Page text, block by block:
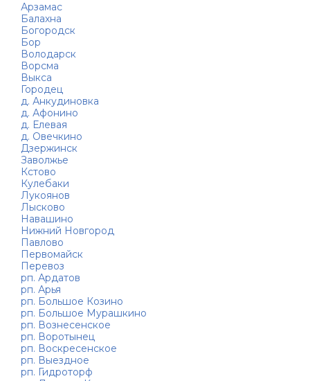
Арзамас
Балахна
Богородск
Бор
Володарск
Ворсма
Выкса
Городец
д. Анкудиновка
д. Афонино
д. Елевая
д. Овечкино
Дзержинск
Заволжье
Кстово
Кулебаки
Лукоянов
Лысково
Навашино
Нижний Новгород
Павлово
Первомайск
Перевоз
рп. Ардатов
рп. Арья
рп. Большое Козино
рп. Большое Мурашкино
рп. Вознесенское
рп. Воротынец
рп. Воскресенское
рп. Выездное
рп. Гидроторф